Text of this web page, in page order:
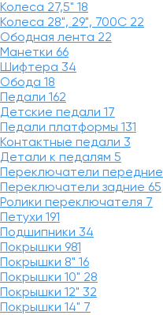
Колеса 27,5" 18
Колеса 28", 29", 700С 22
Ободная лента 22
Манетки 66
Шифтера 34
Обода 18
Педали 162
Детские педали 17
Педали платформы 131
Контактные педали 3
Детали к педалям 5
Переключатели передние
Переключатели задние 65
Ролики переключателя 7
Петухи 191
Подшипники 34
Покрышки 981
Покрышки 8" 16
Покрышки 10" 28
Покрышки 12" 32
Покрышки 14" 7